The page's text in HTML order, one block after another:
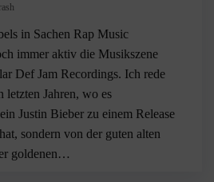
in Sachen Rap Music
immer aktiv die Musikszene
Def Jam Recordings. Ich rede
letzten Jahren, wo es
Justin Bieber zu einem Release
sondern von der guten alten
goldenen…